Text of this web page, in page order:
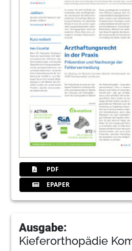
PDF
EPAPER
Ausgabe:
Kieferorthopädie